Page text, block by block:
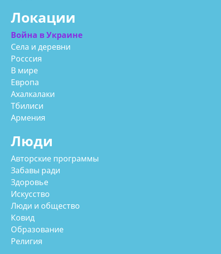
Локации
Война в Украине
Села и деревни
Росссия
В мире
Европа
Ахалкалаки
Тбилиси
Армения
Люди
Авторские программы
Забавы ради
Здоровье
Искусство
Люди и общество
Ковид
Образование
Религия